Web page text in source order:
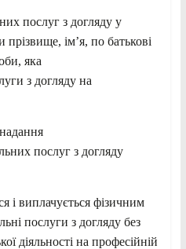
послуг з догляду у
прізвище, ім’я, по батькові
яка
з догляду на
послуг з догляду
і виплачується фізичним
послуги з догляду без
діяльності на професійній